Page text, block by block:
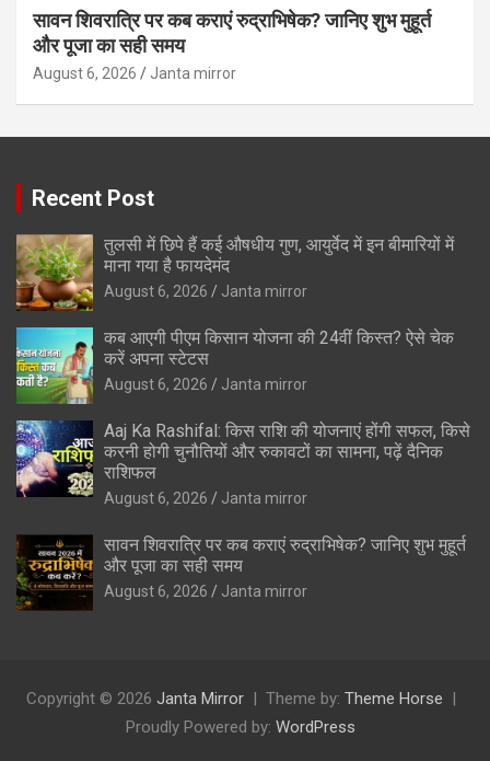
सावन शिवरात्रि पर कब कराएं रुद्राभिषेक? जानिए शुभ मुहूर्त
और पूजा का सही समय
August 6, 2026 Janta mirror
Recent Post
तुलसी में छिपे हैं कई औषधीय गुण, आयुर्वेद में इन बीमारियों में
माना गया है फायदेमंद
August 6, 2026 Janta mirror
कब आएगी पीएम किसान योजना की 24वीं किस्त? ऐसे चेक
करें अपना स्टेटस
August 6, 2026 Janta mirror
Aaj Ka Rashifal: किस राशि की योजनाएं होंगी सफल, किसे
करनी होगी चुनौतियों और रुकावटों का सामना, पढ़ें दैनिक
राशिफल
August 6, 2026 Janta mirror
सावन शिवरात्रि पर कब कराएं रुद्राभिषेक? जानिए शुभ मुहूर्त
और पूजा का सही समय
August 6, 2026 Janta mirror
Copyright © 2026 Janta Mirror Theme by: Theme Horse
Proudly Powered by: WordPress